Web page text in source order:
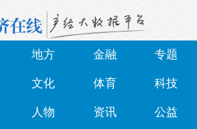
地方 金融 专题
文化 体育 科技
人物 资讯 公益